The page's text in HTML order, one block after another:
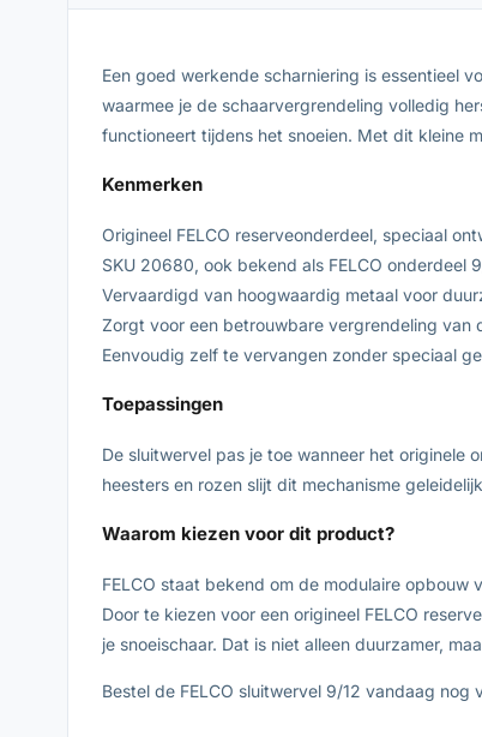
Een goed werkende scharniering is essentieel
waarmee je de schaarvergrendeling volledig
functioneert tijdens het snoeien. Met dit kleine
Kenmerken
Origineel FELCO reserveonderdeel, speciaal
SKU 20680, ook bekend als FELCO onderdeel
Vervaardigd van hoogwaardig metaal voor
Zorgt voor een betrouwbare vergrendeling van
Eenvoudig zelf te vervangen zonder speciaal
Toepassingen
De sluitwervel pas je toe wanneer het originele
heesters en rozen slijt dit mechanisme
Waarom kiezen voor dit product?
FELCO staat bekend om de modulaire
Door te kiezen voor een origineel FELCO
je snoeischaar. Dat is niet alleen duurzamer,
Bestel de FELCO sluitwervel 9/12 vandaag